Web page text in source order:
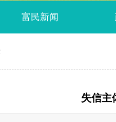
富民新闻
失信主